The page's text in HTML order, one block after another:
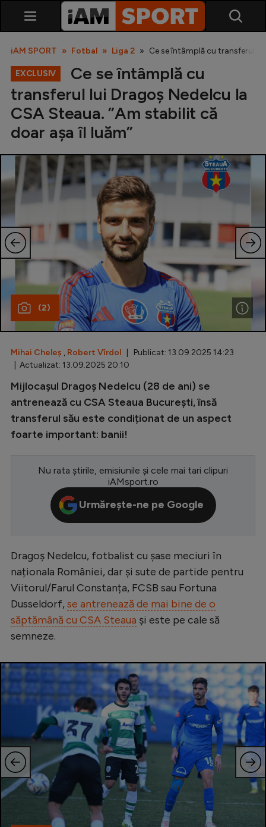
SuperLiga
Liga 2
Cupa României
Echipa Națională
U21
Fotbal feminin
Special
Diverse
Inedit
Clasamente
Champions League
Europa League
CM 2026
Premier League
Serie A
Bundesliga
Ligue 1
Campionate
EURO 2024
Stranieri
Clasamente
Handbal
Natație
iAM SPORT Fotbal Liga 2 Ce se întâmplă cu transferul
EXCLUSIV
Ce se întâmplă cu
transferul lui Dragoș Nedelcu la
CSA Steaua. ”Am stabilit că
doar așa îl luăm”
(2)
Mihai Cheleș , Robert Vîrdol | Publicat: 13.09.2025 14:23
| Actualizat: 13.09.2025 20:10
Mijlocașul Dragoș Nedelcu (28 de ani) se
antrenează cu CSA Steaua București, însă
transferul său este condiționat de un aspect
foarte important: banii!
Nu rata știrile, emisiunile și cele mai tari clipuri
iAMsport.ro
Urmărește-ne pe Google
Dragoș Nedelcu, fotbalist cu șase meciuri în
naționala României, dar și sute de partide pentru
Viitorul/Farul Constanța, FCSB sau Fortuna
Dusseldorf, se antrenează de mai bine de o
săptămână cu CSA Steaua și este pe cale să
semneze.